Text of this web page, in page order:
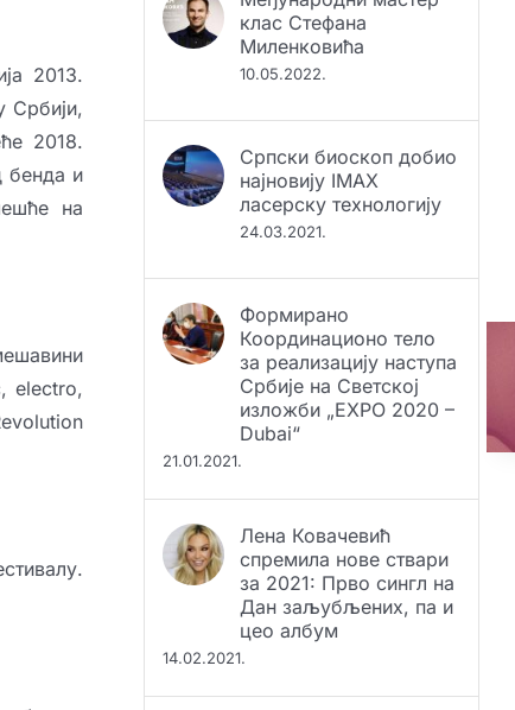
2013.
Србији,
2018.
бенда и
на
electro,
клас Стефана
Миленковића
10.05.2022.
најновију IMAX
ласерску технологију
24.03.2021.
Координационо тело
за реализацију наступа
Србије на Светској
изложби „EXPO 2020 –
Dubai“
21.01.2021.
спремила нове ствари
за 2021: Прво сингл на
Дан заљубљених, па и
цео албум
14.02.2021.